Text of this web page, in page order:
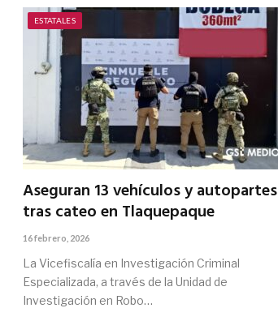
ESTATALES
Aseguran 13 vehículos y autopartes
tras cateo en Tlaquepaque
16 febrero, 2026
La Vicefiscalía en Investigación Criminal
Especializada, a través de la Unidad de
Investigación en Robo…